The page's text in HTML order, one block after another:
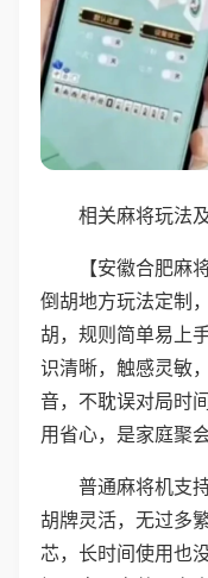
相关麻将玩法
【安徽合肥麻
倒胡地方玩法定制
胡，规则简单易上
识清晰，触感灵敏
音，不耽误对局时
用省心，是家庭聚
普通麻将机支
胡牌灵活，无过多
芯，长时间使用也